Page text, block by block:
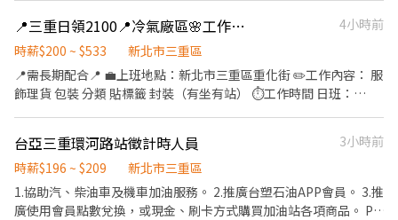
📍三重日領2100📍冷氣廠區🌸工作簡單不複雜🌸可日領🌸可週領 44
4小時前
時薪$200 ~ $533
新北市三重區
📍需長期配合📍 💼上班地點：新北市三重區重化街 ✏️工作內容： 服
飾理貨 包裝 分類 貼標籤 封裝（有坐有站） ⏱️工作時間 日班：
興趣歡迎私訊詢問ヾ(•ω•`)o 📩名額有限 歡迎截圖私訊報名 聯絡
人: 優質-以辰✨ https://lin.ee/R2UhV2y 這裡加👉 : @815ibems
(要加@唷!!!)
台亞三重環河路站徵計時人員
3小時前
時薪$196 ~ $209
新北市三重區
1.協助汽、柴油車及機車加油服務。 2.推廣台塑石油APP會員。 3.推
廣使用會員點數兌換，或現金、刷卡方式購買加油站各項商品。 P.S